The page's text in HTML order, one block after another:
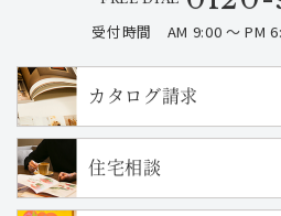
受付時間 AM 9:00 ～ PM
カタログ請求
住宅相談